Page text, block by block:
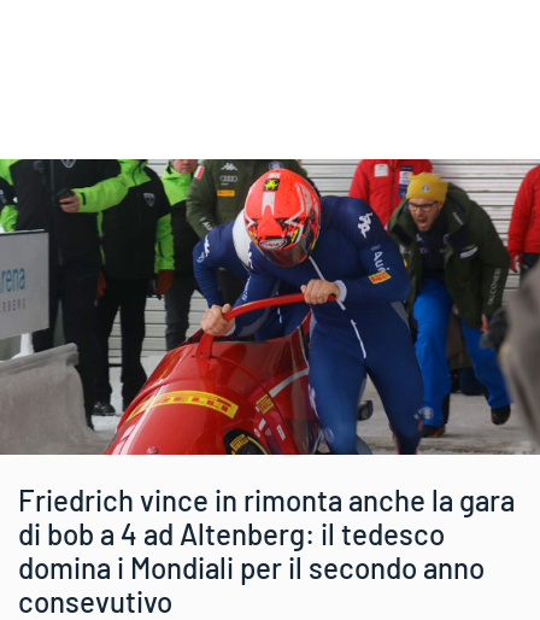
Friedrich vince in rimonta anche la gara
di bob a 4 ad Altenberg: il tedesco
domina i Mondiali per il secondo anno
consevutivo